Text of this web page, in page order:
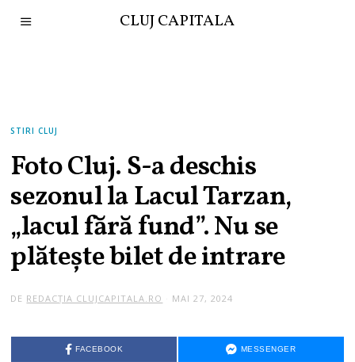
CLUJ CAPITALA
STIRI CLUJ
Foto Cluj. S-a deschis
sezonul la Lacul Tarzan,
„lacul fără fund”. Nu se
plătește bilet de intrare
DE REDACȚIA CLUJCAPITALA.RO MAI 27, 2024
FACEBOOK MESSENGER